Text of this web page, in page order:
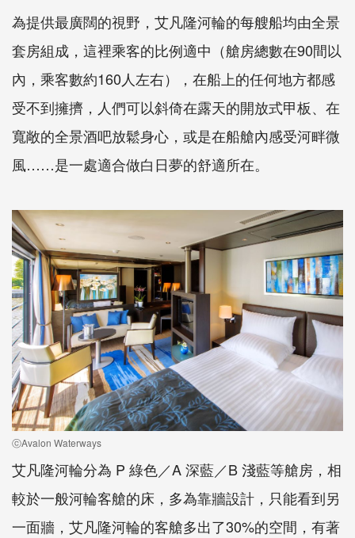
為提供最廣闊的視野，艾凡隆河輪的每艘船均由全景
套房組成，這裡乘客的比例適中（艙房總數在90間以
內，乘客數約160人左右），在船上的任何地方都感
受不到擁擠，人們可以斜倚在露天的開放式甲板、在
寬敞的全景酒吧放鬆身心，或是在船艙內感受河畔微
風……是一處適合做白日夢的舒適所在。
ⓒAvalon Waterways
艾凡隆河輪分為 P 綠色／A 深藍／B 淺藍等艙房，相
較於一般河輪客艙的床，多為靠牆設計，只能看到另
一面牆，艾凡隆河輪的客艙多出了30%的空間，有著